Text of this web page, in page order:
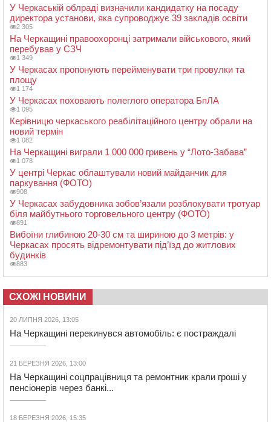
У Черкаській облраді визначили кандидатку на посаду
директора установи, яка супроводжує 39 закладів освіти
2 305
На Черкащині правоохоронці затримали військового, який
перебував у СЗЧ
1 349
У Черкасах пропонують перейменувати три провулки та
площу
1 174
У Черкасах поховають полеглого оператора БпЛА
1 095
Керівницю черкаського реабілітаційного центру обрали на
новий термін
1 082
На Черкащині виграли 1 000 000 гривень у “Лото-Забава”
1 078
У центрі Черкас облаштували новий майданчик для
паркування (ФОТО)
908
У Черкасах забудовника зобов’язали розблокувати тротуар
біля майбутнього торговельного центру (ФОТО)
891
Вибоїни глибиною 20-30 см та шириною до 3 метрів: у
Черкасах просять відремонтувати під’їзд до житлових
будинків
883
СХОЖІ НОВИНИ
20 ЛИПНЯ 2026, 13:05
На Черкащині перекинувся автомобіль: є постраждалі
21 БЕРЕЗНЯ 2026, 13:00
На Черкащині соцпрацівниця та ремонтник крали гроші у
пенсіонерів через банкі...
18 БЕРЕЗНЯ 2026, 15:35